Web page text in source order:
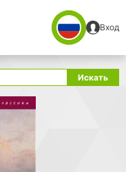
Вход
Искать